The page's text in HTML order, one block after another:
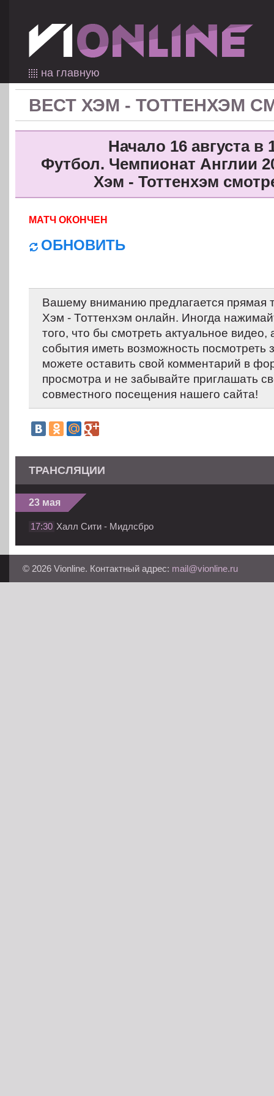
на главную
ВЕСТ ХЭМ - ТОТТЕНХЭМ
Начало 16 августа в
Футбол. Чемпионат Англии
Хэм - Тоттенхэм
МАТЧ ОКОНЧЕН
ОБНОВИТЬ
Вашему вниманию предлагается прямая
Хэм - Тоттенхэм онлайн. Иногда
того, что бы смотреть актуальное
события иметь возможность
можете оставить свой комментарий в
просмотра и не забывайте приглашать
совместного посещения нашего сайта!
ТРАНСЛЯЦИИ
23 мая
17:30 Халл Сити - Мидлсбро
© 2026 Vionline. Контактный адрес: mail@vionline.ru